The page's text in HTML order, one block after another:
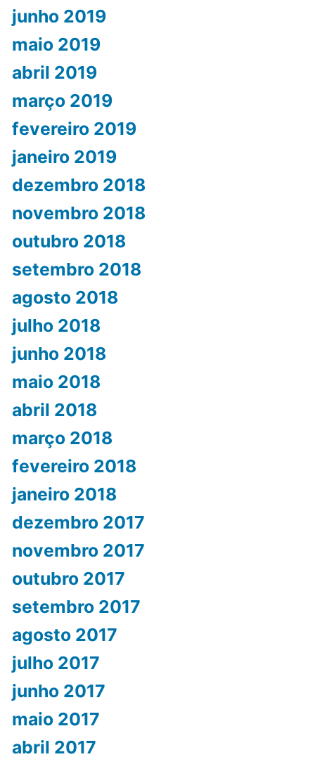
junho 2019
maio 2019
abril 2019
março 2019
fevereiro 2019
janeiro 2019
dezembro 2018
novembro 2018
outubro 2018
setembro 2018
agosto 2018
julho 2018
junho 2018
maio 2018
abril 2018
março 2018
fevereiro 2018
janeiro 2018
dezembro 2017
novembro 2017
outubro 2017
setembro 2017
agosto 2017
julho 2017
junho 2017
maio 2017
abril 2017